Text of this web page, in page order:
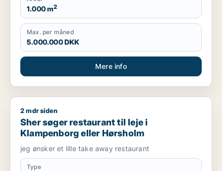
1.000 m2
Max. per måned
5.000.000 DKK
Mere info
Sher søger restaurant til leje i Klampenborg eller Hørsholm
2 mdr siden
Sher søger restaurant til leje i
Klampenborg eller Hørsholm
jeg ønsker et lille take away restaurant
Type